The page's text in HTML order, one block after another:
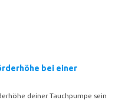
bei einer
deiner Tauchpumpe sein